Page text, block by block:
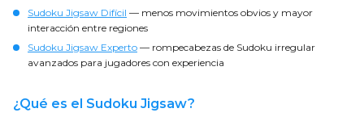
Sudoku Jigsaw Difícil — menos movimientos obvios y mayor
interacción entre regiones
Sudoku Jigsaw Experto — rompecabezas de Sudoku irregular
avanzados para jugadores con experiencia
¿Qué es el Sudoku Jigsaw?